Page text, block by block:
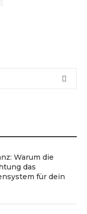
Warum die
das
für dein